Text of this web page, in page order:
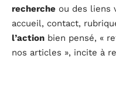
recherche ou des liens
accueil, contact,
l’action bien pensé, «
nos articles », incite à